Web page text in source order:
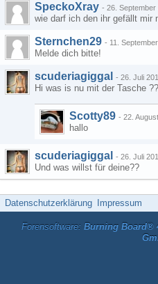
SpeckoXray - 26. September
wie darf ich den ihr gefällt mir
Sternchen29 - 11.
Melde dich bitte!
scuderiagiggal - 26. Juli
Hi was is nu mit der Tasche
Scotty89 - 22.
hallo
scuderiagiggal - 26. Juli
Und was willst für deine??
Datenschutzerklärung Impressum
Forensoftware: Burning Board®